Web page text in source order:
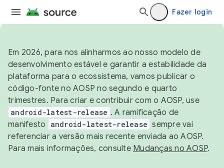
Fazer login
Em 2026, para nos alinharmos ao nosso modelo de
desenvolvimento estável e garantir a estabilidade da
plataforma para o ecossistema, vamos publicar o
código-fonte no AOSP no segundo e quarto
trimestres. Para criar e contribuir com o AOSP, use
android-latest-release . A ramificação de
manifesto
android-latest-release sempre vai
referenciar a versão mais recente enviada ao AOSP.
Para mais informações, consulte Mudanças no AOSP.